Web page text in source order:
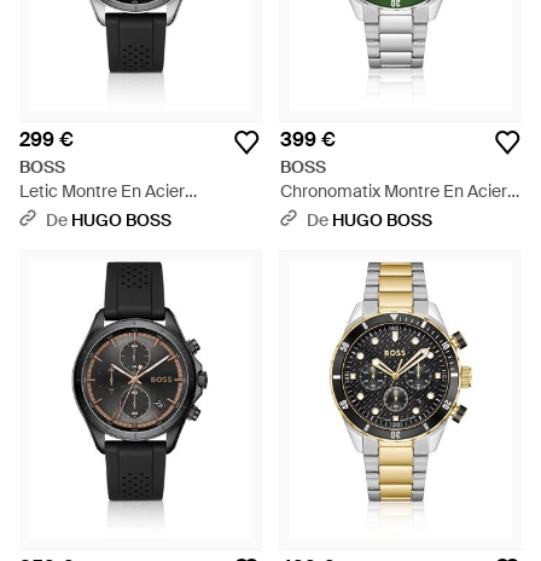
299 €
BOSS
Letic Montre En Acier
Inoxydable À Bracelet En
De HUGO BOSS
399 €
BOSS
Chronomatix Montre En Acier
Inoxydable À Cadran Texturé À
De HUGO BOSS